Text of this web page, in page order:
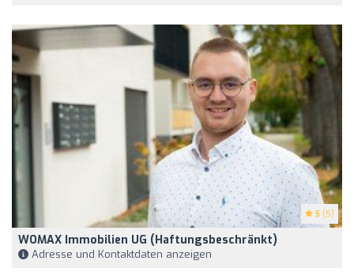
5 (5)
WOMAX Immobilien UG (haftungsbeschränkt)
Adresse und Kontaktdaten anzeigen